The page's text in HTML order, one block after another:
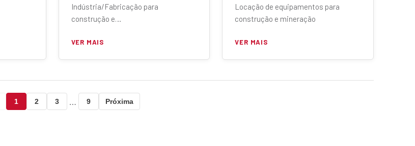
Indústria/Fabricação para
construção e
Manufatura
VER MAIS
Locação de equipamentos para
construção e mineração
VER MAIS
1 2 3 9 Próxima